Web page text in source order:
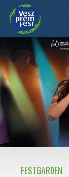
FESTGARDEN